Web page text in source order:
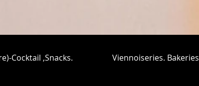
Cocktail ,Snacks. Viennoiseries. Bakeries